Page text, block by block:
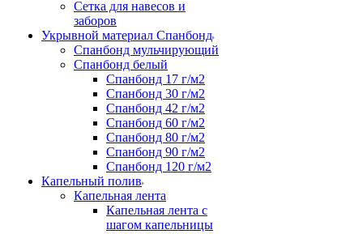
Сетка для навесов и
заборов
Укрывной материал Спанбонд
Спанбонд мульчирующий
Спанбонд белый
Спанбонд 17 г/м2
Спанбонд 30 г/м2
Спанбонд 42 г/м2
Спанбонд 60 г/м2
Спанбонд 80 г/м2
Спанбонд 90 г/м2
Спанбонд 120 г/м2
Капельный полив
Капельная лента
Капельная лента с
шагом капельницы